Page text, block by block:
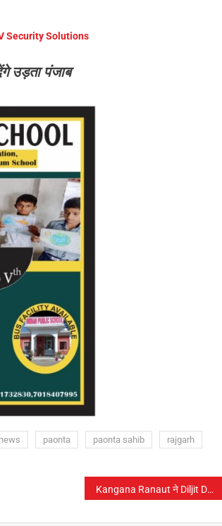
Security Solutions
उड़ता पंजाब
news paonta paonta sahib
rajgarh
Kangana Ranaut ने Diljit Dosanjh के साथ चल रहे विवाद के बीच अपने जन्मदिन पर माफी मांगी।